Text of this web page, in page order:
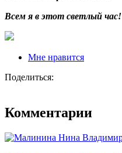
Всем я в этот светлый час!
Мне нравится
Поделиться:
Комментарии